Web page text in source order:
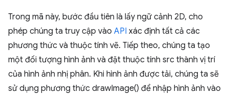
Trong mã này, bước đầu tiên là lấy ngữ cảnh 2D, cho
phép chúng ta truy cập vào API xác định tất cả các
phương thức và thuộc tính vẽ. Tiếp theo, chúng ta tạo
một đối tượng hình ảnh và đặt thuộc tính src thành vị trí
của hình ảnh nhị phân. Khi hình ảnh được tải, chúng ta sẽ
sử dụng phương thức drawImage() để nhập hình ảnh vào